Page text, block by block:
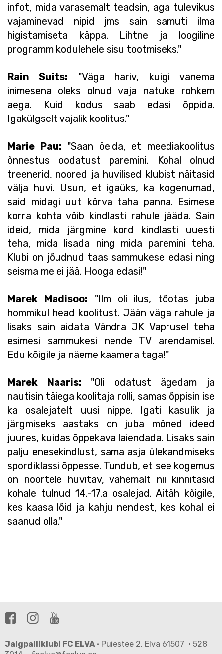
infot, mida varasemalt teadsin, aga tulevikus
vajaminevad nipid jms sain samuti ilma
higistamiseta käppa. Lihtne ja loogiline
programm kodulehele sisu tootmiseks."
Rain Suits: "Väga hariv, kuigi vanema
inimesena oleks olnud vaja natuke rohkem
aega. Kuid kodus saab edasi õppida.
Igakülgselt vajalik koolitus."
Marie Pau: "Saan öelda, et meediakoolitus
õnnestus oodatust paremini. Kohal olnud
treenerid, noored ja huvilised klubist näitasid
välja huvi. Usun, et igaüks, ka kogenumad,
said midagi uut kõrva taha panna. Esimese
korra kohta võib kindlasti rahule jääda. Sain
ideid, mida järgmine kord kindlasti uuesti
teha, mida lisada ning mida paremini teha.
Klubi on jõudnud taas sammukese edasi ning
seisma me ei jää. Hooga edasi!"
Marek Madisoo: "Ilm oli ilus, tõotas juba
hommikul head koolitust. Jään väga rahule ja
lisaks sain aidata Vändra JK Vaprusel teha
esimesi sammukesi nende TV arendamisel.
Edu kõigile ja näeme kaamera taga!"
Marek Naaris: "Oli odatust ägedam ja
nautisin täiega koolitaja rolli, samas õppisin ise
ka osalejatelt uusi nippe. Igati kasulik ja
järgmiseks aastaks on juba mõned ideed
juures, kuidas õppekava laiendada. Lisaks sain
palju enesekindlust, sama asja ülekandmiseks
spordiklassi õppesse. Tundub, et see kogemus
on noortele huvitav, vähemalt nii kinnitasid
kohale tulnud 14.-17.a osalejad. Aitäh kõigile,
kes kaasa lõid ja kahju nendest, kes kohal ei
saanud olla."
Jalgpalliklubi FC ELVA· Puiestee 2, Elva 61507 · 528